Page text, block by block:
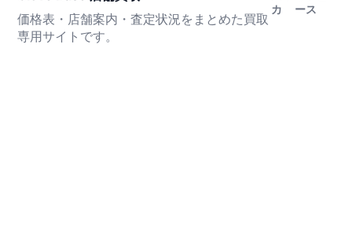
価格表・店舗案内・査定状況をまとめた買取
専用サイトです。
カ
ース